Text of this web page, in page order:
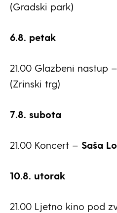
(Gradski park)
6.8. petak
21.00 Glazbeni nastup –
(Zrinski trg)
7.8. subota
21.00 Koncert – Saša
10.8. utorak
21.00 Ljetno kino pod